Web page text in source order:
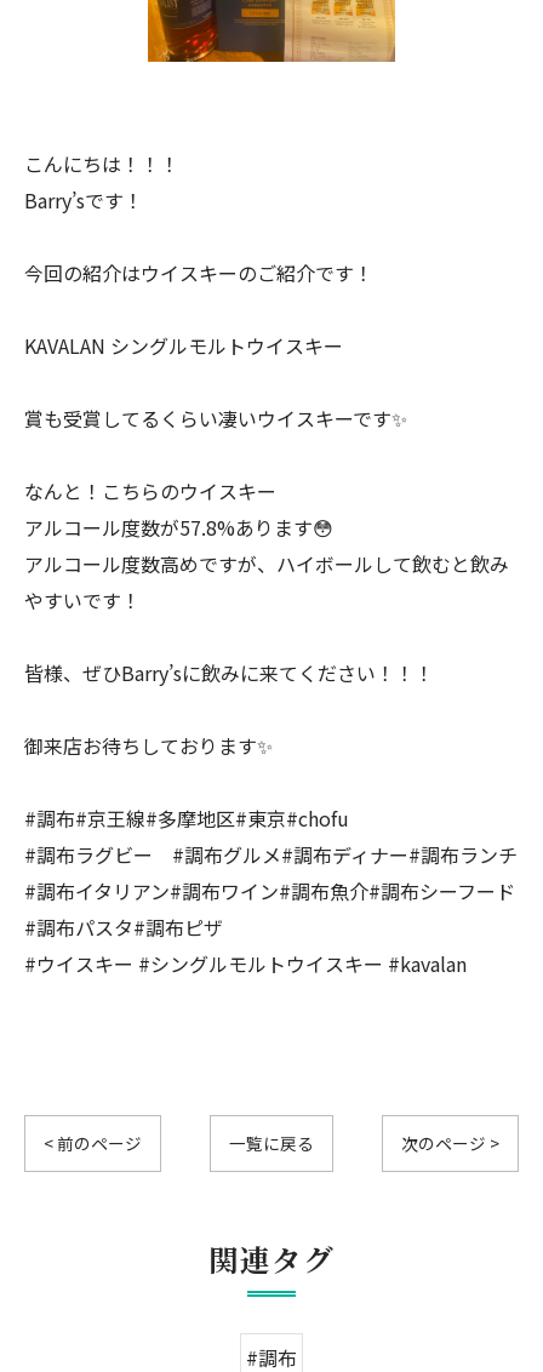
こんにちは！！！
Barry’sです！
今回の紹介はウイスキーのご紹介です！
KAVALAN シングルモルトウイスキー
賞も受賞してるくらい凄いウイスキーです✨
なんと！こちらのウイスキー
アルコール度数が57.8%あります😳
アルコール度数高めですが、ハイボールして飲むと飲み
やすいです！
皆様、ぜひBarry’sに飲みに来てください！！！
御来店お待ちしております✨️
#調布#京王線#多摩地区#東京#chofu
#調布ラグビー #調布グルメ#調布ディナー#調布ランチ
#調布イタリアン#調布ワイン#調布魚介#調布シーフード
#調布パスタ#調布ピザ
#ウイスキー #シングルモルトウイスキー #kavalan
< 前のページ 一覧に戻る 次のページ >
関連タグ
#調布